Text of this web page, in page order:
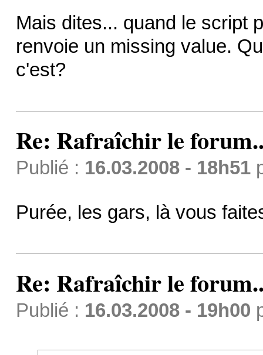
Mais dites... quand le script
renvoie un missing value.
c'est?
Re: Rafraîchir le
Publié : 16.03.2008 - 18h51
Purée, les gars, là vous
Re: Rafraîchir le
Publié : 16.03.2008 - 19h00